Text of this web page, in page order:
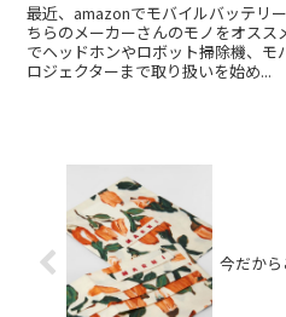
最近、amazonでモバイルバッテリ
ちらのメーカーさんのモノをオス
でヘッドホンやロボット掃除機、
ロジェクターまで取り扱いを始め...
今だか